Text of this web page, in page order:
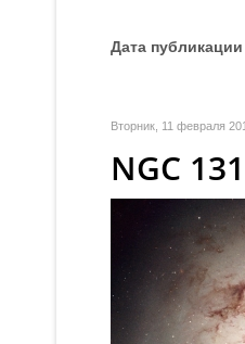
Дата публикации
Вторник, 11 февраля
NGC